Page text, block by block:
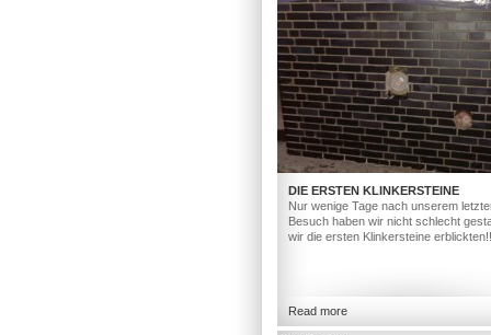
DIE ERSTEN KLINKERSTEINE
Nur wenige Tage nach unserem
Besuch haben wir nicht schlecht
wir die ersten Klinkersteine
Read more